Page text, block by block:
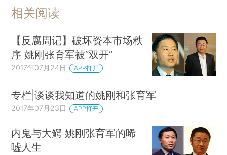
相关阅读
【反腐周记】破坏资本市场秩
序 姚刚张育军被“双开”
2017年07月24日 APP打开
专栏|谈谈我知道的姚刚和张育军
2017年07月23日 APP打开
内鬼与大鳄 姚刚张育军的唏
嘘人生